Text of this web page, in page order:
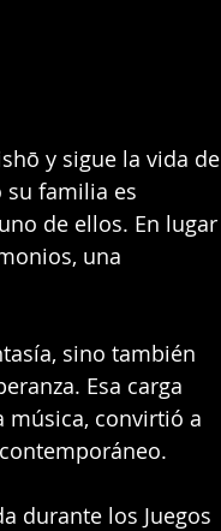
y sigue la vida de
su familia es
de ellos. En lugar
una
sino también
Esa carga
música, convirtió a
durante los Juegos